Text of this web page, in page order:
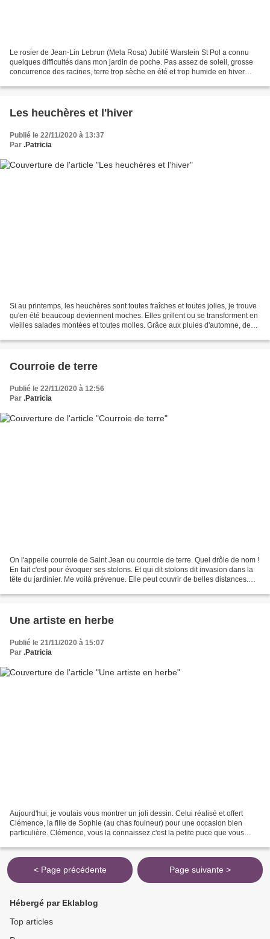
Le rosier de Jean-Lin Lebrun (Mela Rosa) Jubilé Warstein St Pol a connu
quelques difficultés dans mon jardin de poche. Pas assez de soleil, grosse
concurrence des racines, terre trop sèche en été et trop humide en hiver
Les heuchères et l'hiver
Publié le 22/11/2020 à 13:37
Par .Patricia
Si au printemps, les heuchères sont toutes fraîches et toutes jolies, je trouve
qu'en été beaucoup deviennent moches. Elles grillent ou se transforment en
vieilles salades montées et toutes molles. Grâce aux pluies d'automne, de
Courroie de terre
Publié le 22/11/2020 à 12:56
Par .Patricia
On l'appelle courroie de Saint Jean ou courroie de terre. Quel drôle de nom !
En fait c'est pour évoquer ses stolons. Et qui dit stolons dit invasion dans la
tête du jardinier. Me voilà prévenue. Elle peut couvrir de belles distances.
Une artiste en herbe
Publié le 21/11/2020 à 15:07
Par .Patricia
Aujourd'hui, je voulais vous montrer un joli dessin. Celui réalisé et offert
Clémence, la fille de Sophie (au chas fouineur) pour une occasion bien
particulière. Clémence, vous la connaissez c'est la petite puce que vous
< Page précédente Page suivante >
Hébergé par Eklablog
Top articles